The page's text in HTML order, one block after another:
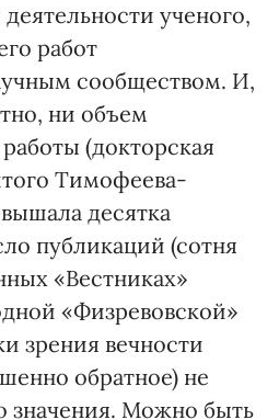
ученого,
работ
сообществом. И,
ни объем
(докторская
Тимофеева-
десятка
публикаций (сотня
«Вестниках»
«Физревовской»
зрения вечности
обратное) не
Можно быть